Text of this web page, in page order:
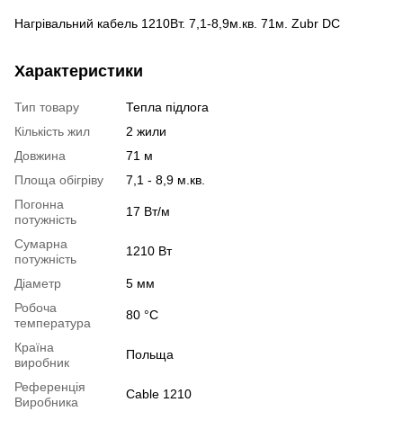
Нагрівальний кабель 1210Вт. 7,1-8,9м.кв. 71м. Zubr DC
Характеристики
Тип товару
Тепла підлога
Кількість жил
2 жили
Довжина
71 м
Площа обігріву
7,1 - 8,9 м.кв.
Погонна
потужність
17 Вт/м
Сумарна
потужність
1210 Вт
Діаметр
5 мм
Робоча
температура
​​80 °С
Країна
виробник
Польща
Референція
Виробника
Cable 1210